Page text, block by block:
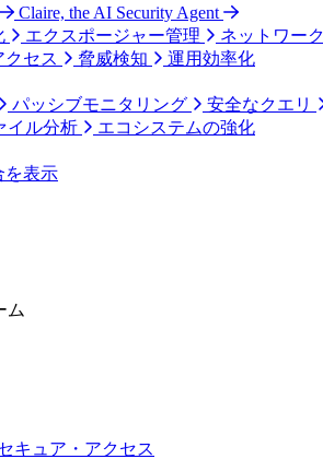
Claire, the AI Security Agent
エクスポージャー管理
ネットワー
クセス
脅威検知
運用効率化
パッシブモニタリング
安全なクエリ
イル分析
エコシステムの強化
を表示
ム
キュア・アクセス